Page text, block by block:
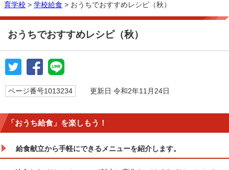
育学校 > 学校給食 > おうちでおすすめレシピ（秋）
おうちでおすすめレシピ（秋）
ページ番号1013234 更新日 令和2年11月24日
「おうち給食」を楽しもう！
給食献立から手軽にできるメニューを紹介します。